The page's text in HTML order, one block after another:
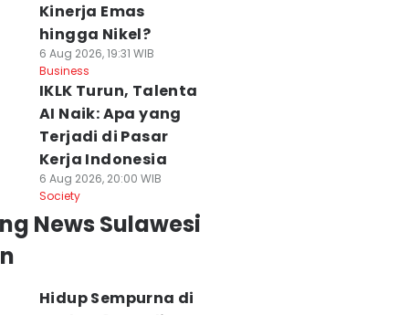
Kinerja Emas
hingga Nikel?
6 Aug 2026, 19:31 WIB
Business
IKLK Turun, Talenta
AI Naik: Apa yang
Terjadi di Pasar
Kerja Indonesia
6 Aug 2026, 20:00 WIB
Society
News Sulawesi
Hidup Sempurna di